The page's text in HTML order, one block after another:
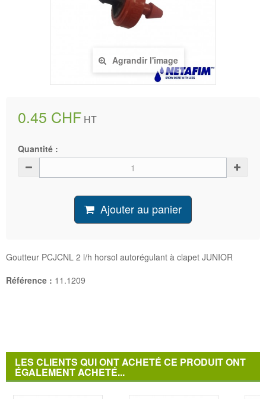
Agrandir l'image
0.45 CHF HT
Quantité :
Ajouter au panier
Goutteur PCJCNL 2 l/h horsol autorégulant à clapet JUNIOR
Référence : 11.1209
LES CLIENTS QUI ONT ACHETÉ CE PRODUIT ONT
ÉGALEMENT ACHETÉ...